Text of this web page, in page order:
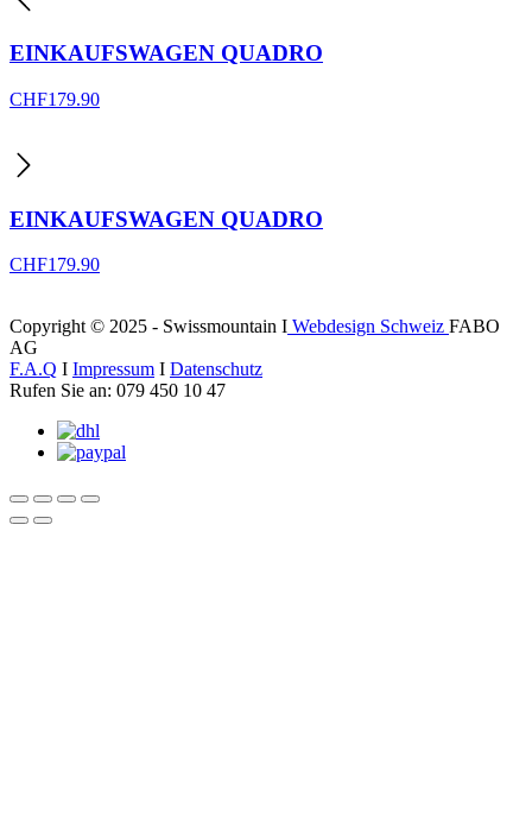
EINKAUFSWAGEN QUADRO
CHF179.90
EINKAUFSWAGEN QUADRO
CHF179.90
Copyright © 2025 - Swissmountain I Webdesign Schweiz FABO
AG
F.A.Q I Impressum I Datenschutz
Rufen Sie an: 079 450 10 47